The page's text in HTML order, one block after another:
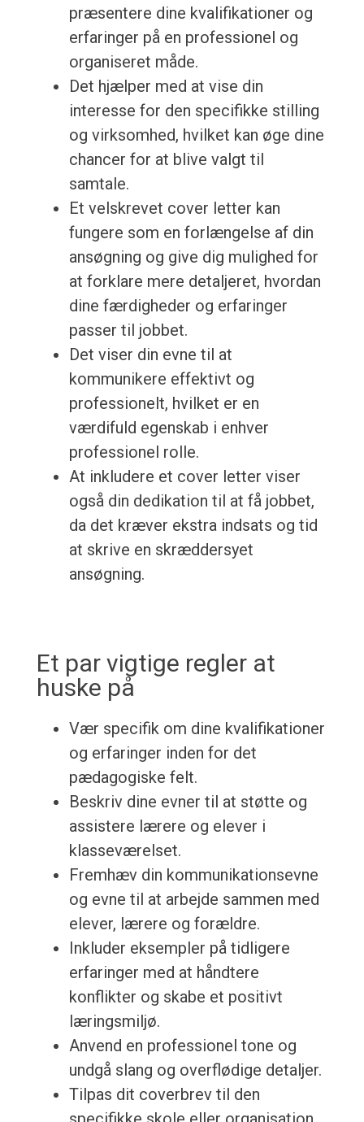
præsentere dine kvalifikationer og
erfaringer på en professionel og
organiseret måde.
Det hjælper med at vise din
interesse for den specifikke stilling
og virksomhed, hvilket kan øge dine
chancer for at blive valgt til
samtale.
Et velskrevet cover letter kan
fungere som en forlængelse af din
ansøgning og give dig mulighed for
at forklare mere detaljeret, hvordan
dine færdigheder og erfaringer
passer til jobbet.
Det viser din evne til at
kommunikere effektivt og
professionelt, hvilket er en
værdifuld egenskab i enhver
professionel rolle.
At inkludere et cover letter viser
også din dedikation til at få jobbet,
da det kræver ekstra indsats og tid
at skrive en skræddersyet
ansøgning.
Et par vigtige regler at
huske på
Vær specifik om dine kvalifikationer
og erfaringer inden for det
pædagogiske felt.
Beskriv dine evner til at støtte og
assistere lærere og elever i
klasseværelset.
Fremhæv din kommunikationsevne
og evne til at arbejde sammen med
elever, lærere og forældre.
Inkluder eksempler på tidligere
erfaringer med at håndtere
konflikter og skabe et positivt
læringsmiljø.
Anvend en professionel tone og
undgå slang og overflødige detaljer.
Tilpas dit coverbrev til den